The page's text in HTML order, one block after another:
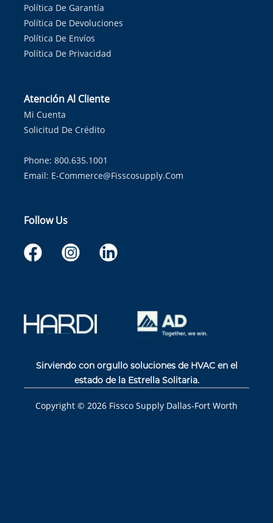
Política De Garantía
Política De Devoluciones
Política De Envíos
Política De Privacidad
Atención Al Cliente
Mi Cuenta
Solicitud De Crédito
Phone: 800.635.1001
Email: E-Commerce@fisscosupply.com
Follow Us
Sirviendo con orgullo soluciones de HVAC en el
estado de la Estrella Solitaria.
Copyright © 2026 Fissco Supply Dallas-Fort Worth